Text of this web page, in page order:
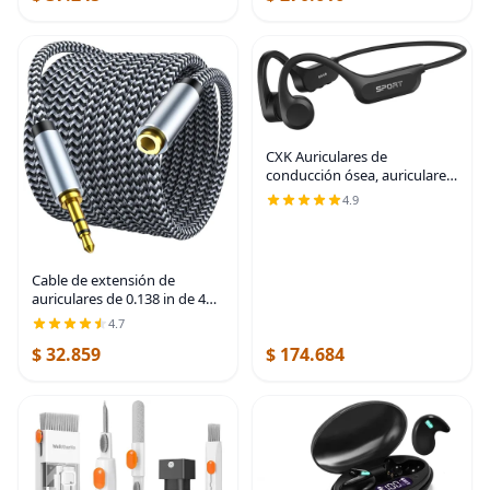
Cable de extensión de
auriculares de 0.138 in de 4
pies, extensor de cable
auxiliar trenzado de nailon
para teléfonos inteligentes,
4.7
$ 32.859
CXK Auriculares de
conducción ósea, auriculares
Bluetooth 6.0 actualizados
2026 con micrófono, IPX7
4.9
$ 174.684